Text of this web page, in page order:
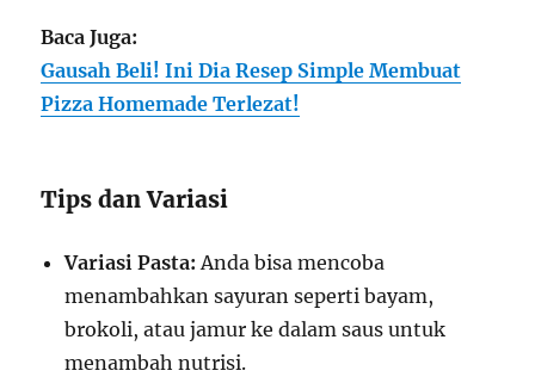
Baca Juga:
Gausah Beli! Ini Dia Resep Simple Membuat
Pizza Homemade Terlezat!
Tips dan Variasi
Variasi Pasta: Anda bisa mencoba
menambahkan sayuran seperti bayam,
brokoli, atau jamur ke dalam saus untuk
menambah nutrisi.